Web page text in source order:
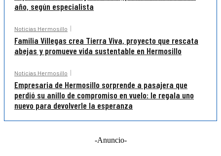
año, según especialista
Noticias Hermosillo
Familia Villegas crea Tierra Viva, proyecto que rescata
abejas y promueve vida sustentable en Hermosillo
Noticias Hermosillo
Empresaria de Hermosillo sorprende a pasajera que
perdió su anillo de compromiso en vuelo: le regala uno
nuevo para devolverle la esperanza
-Anuncio-